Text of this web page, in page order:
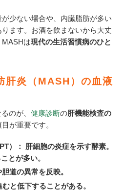
少ない場合や、内臓脂肪が多い
ます。お酒を飲まないから大丈
MASHは現代の生活習慣病のひと
肝炎（MASH）の血液
のが、健康診断の肝機能検査の
が重要です。
） ：
肝細胞の炎症を示す酵素。
とが多い。
道の異常を反映。
と低下することがある。